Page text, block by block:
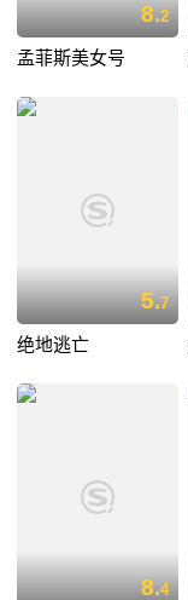
8.2
孟菲斯美女号
5.7
绝地逃亡
8.4